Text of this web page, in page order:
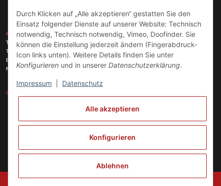
KONTAKT
Telefon:+49 (0)6074 816 08 0
Telefax:
+49 (0)6074 215 08 60
E-Mail:
info@meinhausgeraetedoc.de
Max Planck Str. 6 c, 63322 Rödermark
GESETZLICHE INFORMATIONEN
ZAHLUNGSARTEN
VERSANDARTEN
Vertrag widerrufen
© Copyright 2024 meinhausgeraetedoc GmbH, Unternehmensführung und
Durch Klicken auf „Alle akzeptieren“ gestatten Sie den
Einsatz folgender Dienste auf unserer Website: Technisch
notwendig, Technisch notwendig, Vimeo, Doofinder. Sie
können die Einstellung jederzeit ändern (Fingerabdruck-
Icon links unten). Weitere Details finden Sie unter
Konfigurieren und in unserer Datenschutzerklärung.
Impressum Datenschutz
Alle akzeptieren
Konfigurieren
Ablehnen